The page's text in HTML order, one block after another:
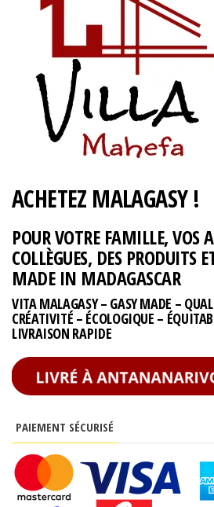
ACHETEZ MALAGASY !
POUR VOTRE FAMILLE, VOS
COLLÈGUES, DES PRODUITS
MADE IN MADAGASCAR
VITA MALAGASY – GASY MADE –
CRÉATIVITÉ – ÉCOLOGIQUE –
LIVRAISON RAPIDE
PAIEMENT SÉCURISÉ